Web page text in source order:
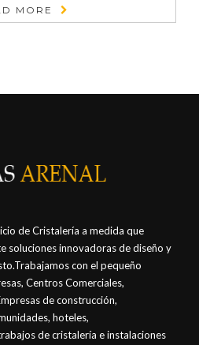
MORE
de Cristalería a medida que
soluciones innovadoras de diseño y
con el pequeño
Centros Comerciales,
de construcción,
hoteles,
de cristalería e instalaciones